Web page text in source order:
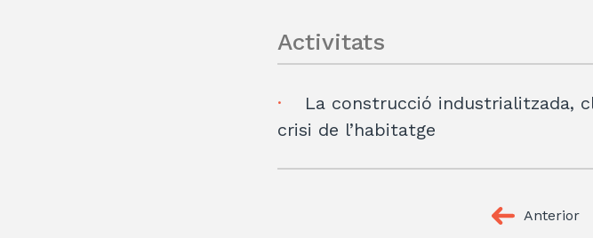
Activitats
La construcció industrialitzada,
crisi de l’habitatge
Anterior